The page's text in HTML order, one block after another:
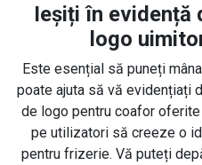
Ieșiți în evidență
logo
Este esențial să puneți
poate ajuta să vă evidențiați
de logo pentru coafor
pe utilizatori să creeze o
pentru frizerie. Vă puteți